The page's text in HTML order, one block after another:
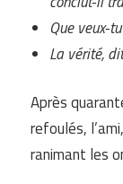
Que veux-
La vérité,
Après
refoulés,
ranimant les